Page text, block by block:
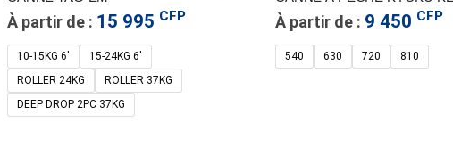
À partir de : 15 995 CFP
10-15KG 6'
15-24KG 6'
ROLLER 24KG
ROLLER 37KG
DEEP DROP 2PC 37KG
À partir de : 9 450 CFP
540 630 720 810
Nous contacter
Centre-Ville : +687 27.58.48
Lundi – Vendredi : 9h00 – 16h30
A propos